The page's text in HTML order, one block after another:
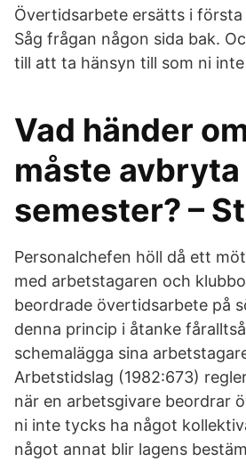
Övertidsarbete ersätts i första
Såg frågan någon sida bak.
till att ta hänsyn till som ni
Vad händer
måste avbryta
semester? –
Personalchefen höll då ett
med arbetstagaren och
beordrade övertidsarbete på
denna princip i åtanke
schemalägga sina
Arbetstidslag (1982:673)
när en arbetsgivare beordrar
ni inte tycks ha något
något annat blir lagens